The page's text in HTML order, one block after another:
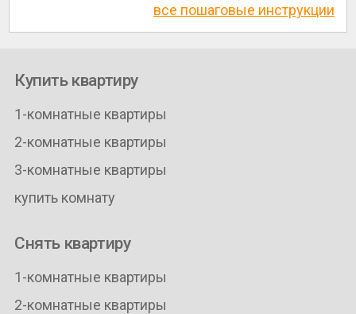
все пошаговые инструкции
Купить квартиру
1-комнатные квартиры
2-комнатные квартиры
3-комнатные квартиры
купить комнату
Снять квартиру
1-комнатные квартиры
2-комнатные квартиры